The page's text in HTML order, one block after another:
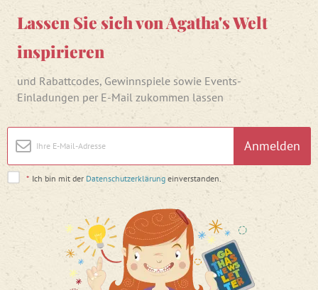
Lassen Sie sich von Agatha's Welt
inspirieren
und Rabattcodes, Gewinnspiele sowie Events-
Einladungen per E-Mail zukommen lassen
Anmelden
* Ich bin mit der Datenschutzerklärung einverstanden.